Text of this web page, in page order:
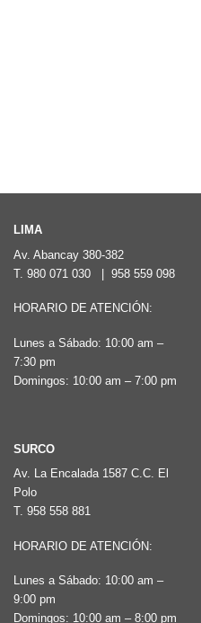
LIMA
Av. Abancay 380-382
T. 980 071 030 958 559 098
HORARIO DE ATENCIÓN:
Lunes a Sábado: 10:00 am –
7:30 pm
Domingos: 10:00 am – 7:00 pm
SURCO
Av. La Encalada 1587 C.C. El
Polo
T. 958 558 881
HORARIO DE ATENCIÓN:
Lunes a Sábado: 10:00 am –
9:00 pm
Domingos: 10:00 am – 8:00 pm